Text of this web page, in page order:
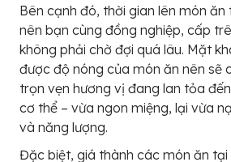
Bên cạnh đó, thời gian lên món ăn
nên bạn cùng đồng nghiệp, cấp
không phải chờ đợi quá lâu. Mặt
được độ nóng của món ăn nên sẽ
trọn vẹn hương vị đang lan tỏa
cơ thể – vừa ngon miệng, lại vừa
và năng lượng.
Đặc biệt, giá thành các món ăn tại